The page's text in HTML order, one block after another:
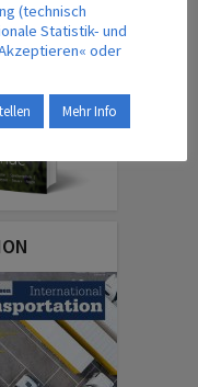
(technisch
Statistik- und
oder
Mehr Info